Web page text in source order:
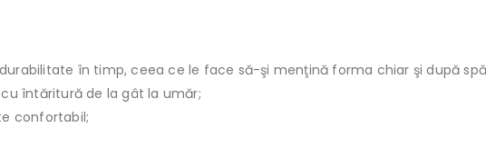
în timp, ceea ce le face să-şi menţină forma chiar şi după
întăritură de la gât la umăr;
confortabil;